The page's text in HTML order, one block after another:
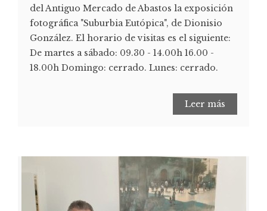
del Antiguo Mercado de Abastos la exposición
fotográfica "Suburbia Eutópica", de Dionisio
González. El horario de visitas es el siguiente:
De martes a sábado: 09.30 - 14.00h 16.00 -
18.00h Domingo: cerrado. Lunes: cerrado.
Leer más